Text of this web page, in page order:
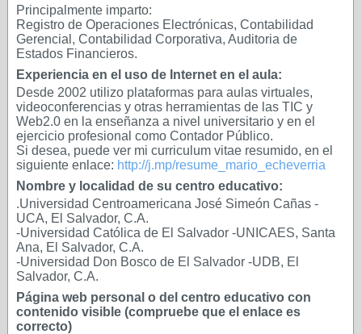
Principalmente imparto:
Registro de Operaciones Electrónicas, Contabilidad
Gerencial, Contabilidad Corporativa, Auditoria de
Estados Financieros.
Experiencia en el uso de Internet en el aula:
Desde 2002 utilizo plataformas para aulas virtuales,
videoconferencias y otras herramientas de las TIC y
Web2.0 en la enseñanza a nivel universitario y en el
ejercicio profesional como Contador Público.
Si desea, puede ver mi curriculum vitae resumido, en el
siguiente enlace: http://j.mp/resume_mario_echeverria
Nombre y localidad de su centro educativo:
.Universidad Centroamericana José Simeón Cañas -
UCA, El Salvador, C.A.
-Universidad Católica de El Salvador -UNICAES, Santa
Ana, El Salvador, C.A.
-Universidad Don Bosco de El Salvador -UDB, El
Salvador, C.A.
Página web personal o del centro educativo con
contenido visible (compruebe que el enlace es
correcto)